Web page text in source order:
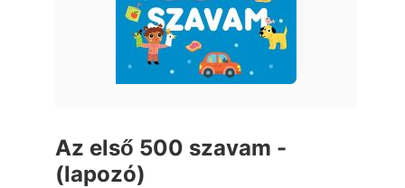
Az első 500 szavam -
(lapozó)